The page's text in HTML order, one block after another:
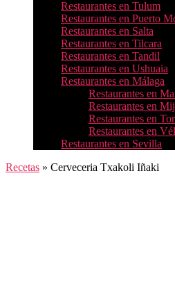
Restaurantes en Tulum
Restaurantes en Puerto
Restaurantes en Salta
Restaurantes en Tilcara
Restaurantes en Tandil
Restaurantes en Ushuaia
Restaurantes en Málaga
Restaurantes en
Restaurantes en
Restaurantes en
Restaurantes en
Restaurantes en Sevilla
Recetas » Cerveceria Txakoli Iñaki